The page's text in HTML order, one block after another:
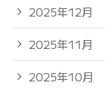
2025年12月
2025年11月
2025年10月